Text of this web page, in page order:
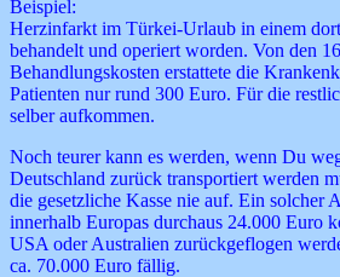
Beispiel:
Herzinfarkt im Türkei-Urlaub in einem
behandelt und operiert worden. Von den
Behandlungskosten erstattete die
Patienten nur rund 300 Euro. Für die
selber aufkommen.
Noch teurer kann es werden, wenn Du
Deutschland zurück transportiert werden
die gesetzliche Kasse nie auf. Ein solcher
innerhalb Europas durchaus 24.000 Euro
USA oder Australien zurückgeflogen
ca. 70.000 Euro fällig.